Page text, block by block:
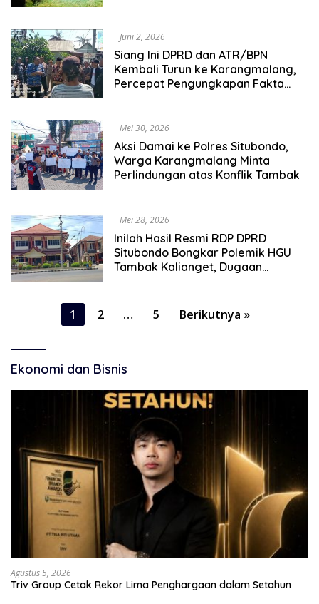
Juni 2, 2026
Siang Ini DPRD dan ATR/BPN
Kembali Turun ke Karangmalang,
Percepat Pengungkapan Fakta
Mei 30, 2026
Aksi Damai ke Polres Situbondo,
Warga Karangmalang Minta
Perlindungan atas Konflik Tambak
Mei 28, 2026
Inilah Hasil Resmi RDP DPRD
Situbondo Bongkar Polemik HGU
Tambak Kalianget, Dugaan
Paginasi
1 2 … 5 Berikutnya »
Ekonomi dan Bisnis
Agustus 5, 2026
Triv Group Cetak Rekor Lima Penghargaan dalam Setahun